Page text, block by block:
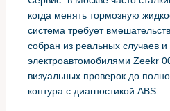
когда менять тормозную
система требует
собран из реальных случаев
электроавтомобилями Zeekr
визуальных проверок до
контура с диагностикой ABS.